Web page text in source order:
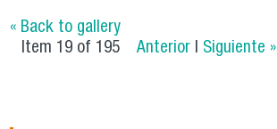
« Back to gallery
Item 19 of 195
Anterior Siguiente »